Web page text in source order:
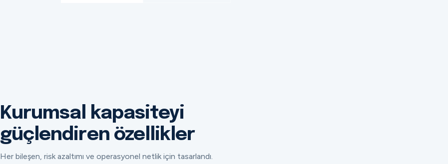
Kurumsal kapasiteyi
güçlendiren özellikler
Her bileşen, risk azaltımı ve operasyonel netlik için tasarlandı.